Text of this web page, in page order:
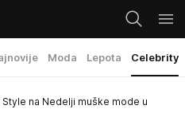
Moda Lepota Celebrity
na Nedelji muške mode u